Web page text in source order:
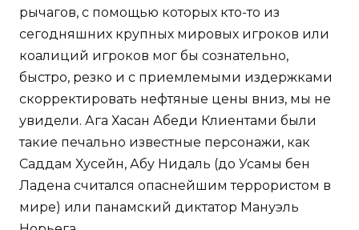
рычагов, с помощью которых кто-то из
сегодняшних крупных мировых игроков или
коалиций игроков мог бы сознательно,
быстро, резко и с приемлемыми издержками
скорректировать нефтяные цены вниз, мы не
увидели. Ага Хасан Абеди Клиентами были
такие печально известные персонажи, как
Саддам Хусейн, Абу Нидаль (до Усамы бен
Ладена считался опаснейшим террористом в
мире) или панамский диктатор Мануэль